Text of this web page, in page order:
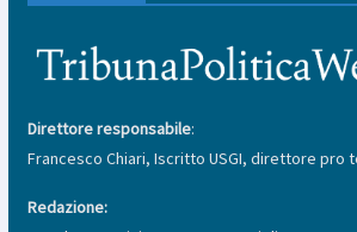
Direttore responsabile:
Francesco Chiari, Iscritto USGI, direttore pro
Redazione: